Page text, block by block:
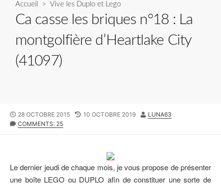
Accueil > Vive les Duplo et Lego
Ca casse les briques n°18 : La
montgolfière d’Heartlake City
(41097)
P
U
H
E
28 OCTOBRE 2015
L
D
I
10 OCTOBRE 2019
A
LUNA63
COMMENTS: 25
Le dernier jeudi de chaque mois, je vous propose de présenter
une boîte LEGO ou DUPLO afin de constituer une sorte de